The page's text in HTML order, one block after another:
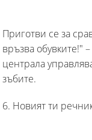
Приготви се за
връзва обувките!"
централа
зъбите.
6. Новият ти